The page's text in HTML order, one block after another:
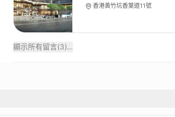
香港黃竹坑香葉道11號
顯示所有留言(3)...